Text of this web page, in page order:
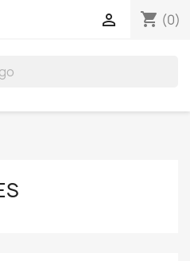
shopping_cart (0)
